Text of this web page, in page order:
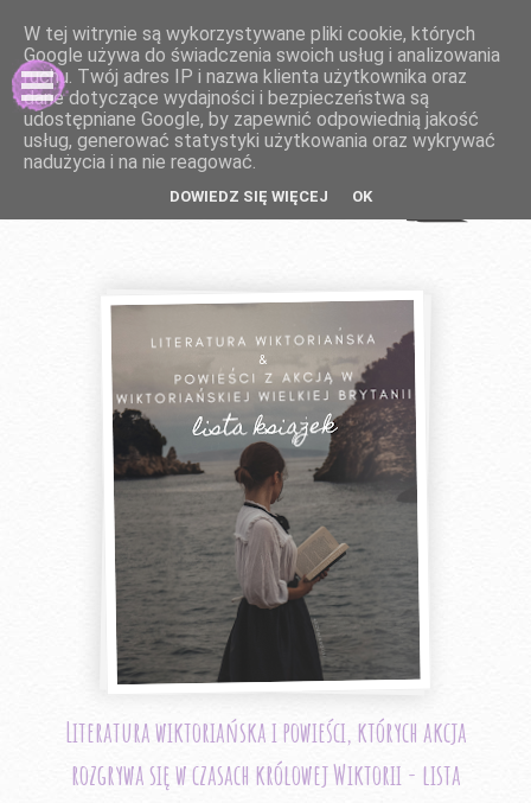
Literatura wiktoriańska i powieści, których akcja
rozgrywa się w czasach królowej Wiktorii - lista
W tej witrynie są wykorzystywane pliki cookie, których
Google używa do świadczenia swoich usług i analizowania
ruchu. Twój adres IP i nazwa klienta użytkownika oraz
dane dotyczące wydajności i bezpieczeństwa są
udostępniane Google, by zapewnić odpowiednią jakość
usług, generować statystyki użytkowania oraz wykrywać
nadużycia i na nie reagować.
DOWIEDZ SIĘ WIĘCEJ OK